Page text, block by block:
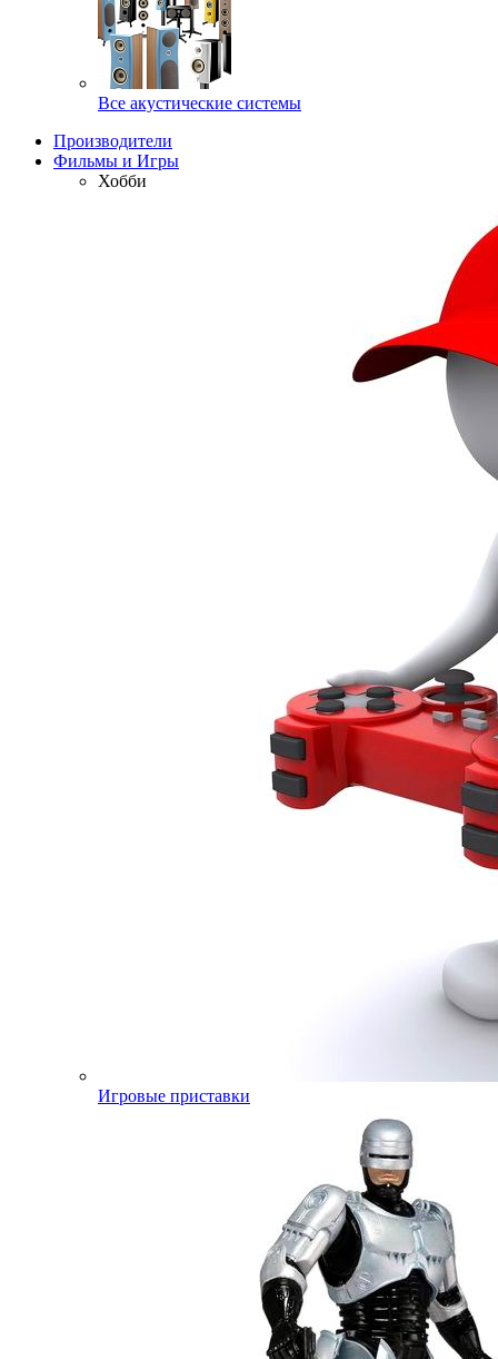
Все акустические системы
Производители
Фильмы и Игры
Хобби
Игровые приставки